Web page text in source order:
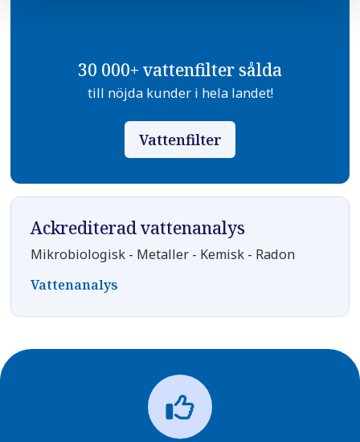
30 000+ vattenfilter sålda
till nöjda kunder i hela landet!
Vattenfilter
Ackrediterad vattenanalys
Mikrobiologisk - Metaller - Kemisk - Radon
Vattenanalys